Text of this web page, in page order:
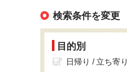
検索条件を変更
目的別
日帰り / 立ち寄り